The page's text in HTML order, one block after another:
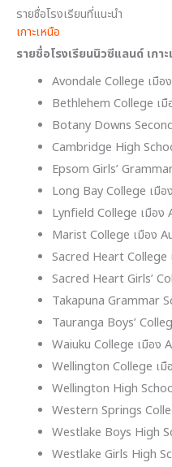
รายชื่อโรงเรียนที่แนะนำ
เกาะเหนือ
รายชื่อโรงเรียนนิวซีแลนด์ เกาะ
Avondale College เมือ
Bethlehem College เ
Botany Downs
Cambridge High
Epsom Girls’
Long Bay College เมือ
Lynfield College เมือง
Marist College เมือง
Sacred Heart College
Sacred Heart Girls’
Takapuna Grammar
Tauranga Boys’
Waiuku College เมือง
Wellington College เ
Wellington High
Western Springs
Westlake Boys High
Westlake Girls High